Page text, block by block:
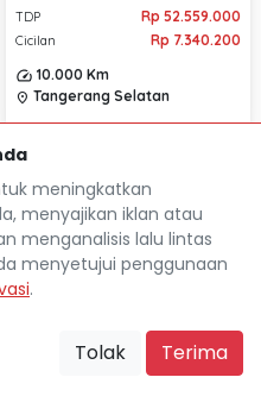
TDP Rp 52.559.000
Cicilan
Rp 7.340.200
10.000 Km
location_on Tangerang Selatan
sebagai sarana untuk
meningkatkan
menyajikan iklan atau
menganalisis lalu lintas
menyetujui penggunaan
.
Tolak Terima